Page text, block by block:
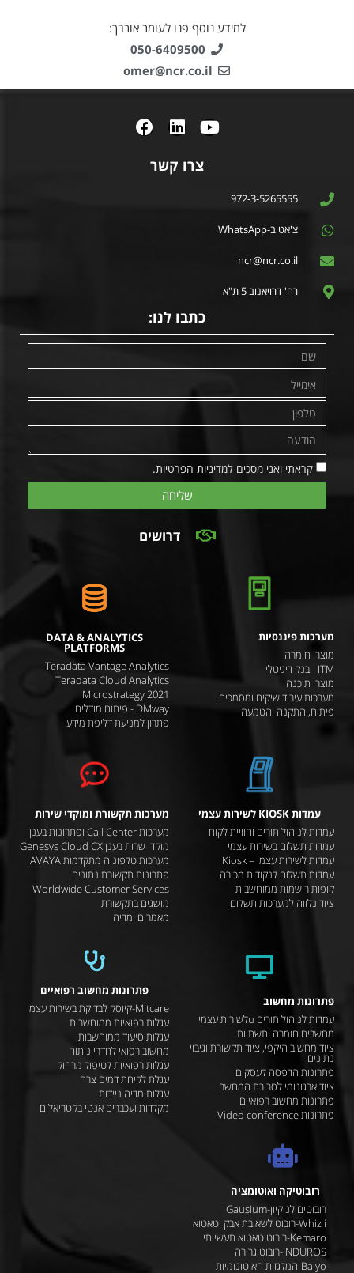
למידע נוסף פנו לעומר אורבך:
050-6409500
omer@ncr.co.il
צרו קשר
972-3-5265555
צ'אט ב-WhatsApp
ncr@ncr.co.il
רח' דרויאנוב 5 ת"א
כתבו לנו:
קראתי ואני מסכים למדיניות הפרטיות.
שליחה
דרושים
מערכות פיננסיות
מוצרי חומרה
ITM - בנק דיגיטלי
מוצרי תוכנה
מערכות עיבוד שיקים ומסמכים
פיתוח, התקנה והטמעה
DATA & ANALYTICS
PLATFORMS
Teradata Vantage Analytics
Teradata Cloud Analytics
Microstrategy 2021
DMway - פיתוח מודלים
פתרון למניעת דליפת מידע
עמדות KIOSK לשירות עצמי
עמדות לניהול תורים וחוויית לקוח
עמדות תשלום בשירות עצמי
עמדות לשירות עצמי – Kiosk
עמדות תשלום לנקודות מכירה
קופות רושמות ממוחשבות
ציוד נלווה למערכות תשלום
מערכות תקשורת ומוקדי שירות
מערכות Call Center ופתרונות בענן
מוקדי שרות בענן Genesys Cloud CX
מערכות טלפוניה מתקדמות AVAYA
פתרונות תקשורת נתונים
Worldwide Customer Services
מושגים בתקשורת
מאמרים ומדיה
פתרונות מחשוב
עמדות לניהול תורים uלשירות עצמי
מחשבים חומרה ותשתיות
ציוד מחשוב היקפי, ציוד תקשורת וגיבוי
נתונים
פתרונות הדפסה לעסקים
ציוד ארגונומי לסביבת המחשב
פתרונות מחשוב רפואיים
פתרונות Video conference
פתרונות מחשוב רפואיים
Mitcare-קיוסק לבדיקת בשירות עצמי
עגלות רפואיות ממוחשבות
עגלות סיעוד ממוחשבות
מחשוב רפואי לחדרי ניתוח
עגלות רפואיות לטיפול מרחוק
עגלת לקיחת דמים צרה
עגלות מדיה ניידות
מקלדות ועכברים אנטי בקטריאלים
רובוטיקה ואוטומציה
רובוטים לניקיון-Gausium
Whiz i-רובוט לשאיבת אבק וטאטוא
Kemaro-רובוט טאטוא תעשייתי
INDUROS-רובוט גרירה
Balyo-המלגזות האוטונומיות